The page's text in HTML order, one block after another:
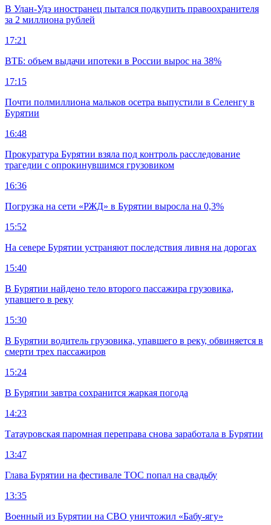
В Улан-Удэ иностранец пытался подкупить правоохранителя
за 2 миллиона рублей
17:21
ВТБ: объем выдачи ипотеки в России вырос на 38%
17:15
Почти полмиллиона мальков осетра выпустили в Селенгу в
Бурятии
16:48
Прокуратура Бурятии взяла под контроль расследование
трагедии с опрокинувшимся грузовиком
16:36
Погрузка на сети «РЖД» в Бурятии выросла на 0,3%
15:52
На севере Бурятии устраняют последствия ливня на дорогах
15:40
В Бурятии найдено тело второго пассажира грузовика,
упавшего в реку
15:30
В Бурятии водитель грузовика, упавшего в реку, обвиняется в
смерти трех пассажиров
15:24
В Бурятии завтра сохранится жаркая погода
14:23
Татауровская паромная переправа снова заработала в Бурятии
13:47
Глава Бурятии на фестивале ТОС попал на свадьбу
13:35
Военный из Бурятии на СВО уничтожил «Бабу-ягу»